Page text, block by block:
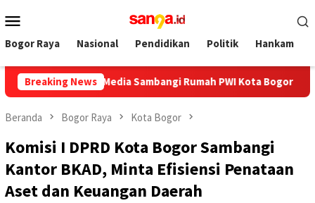
ke
kontenMobile
Bogor Raya Nasional Pendidikan Politik Hankam
Breaking News
Bos Ayo Media Sambangi Rumah PWI Kota Bogor Hadiri
Beranda Bogor Raya Kota Bogor
Komisi I DPRD Kota Bogor Sambangi
Kantor BKAD, Minta Efisiensi Penataan
Aset dan Keuangan Daerah